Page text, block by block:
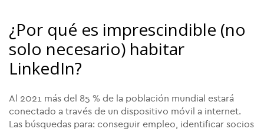
¿Por qué es imprescindible (no
solo necesario) habitar
LinkedIn?
Al 2021 más del 85 % de la población mundial estará
conectado a través de un dispositivo móvil a internet.
Las búsquedas para: conseguir empleo, identificar socios